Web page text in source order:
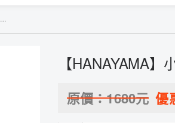
【HANAYAMA
原價：1680元 優